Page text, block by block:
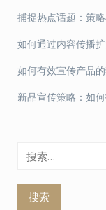
捕捉热点话题：策
如何通过内容传播
如何有效宣传产品
新品宣传策略：如